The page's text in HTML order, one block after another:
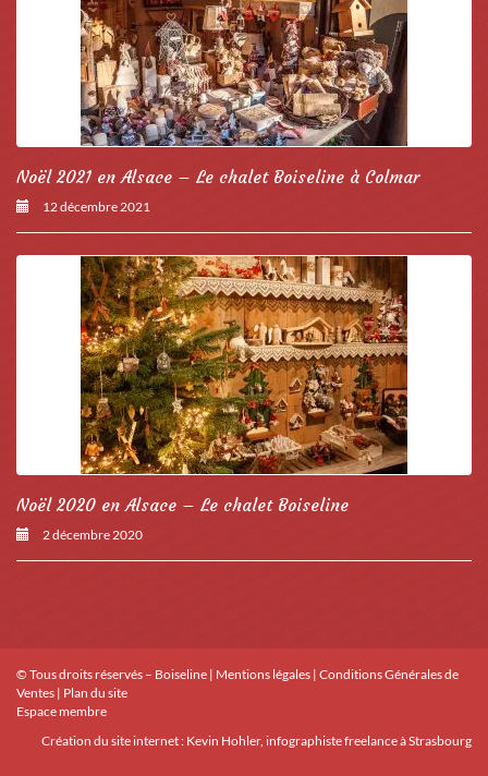
Noël 2021 en Alsace – Le chalet Boiseline à Colmar
12 décembre 2021
Noël 2020 en Alsace – Le chalet Boiseline
2 décembre 2020
© Tous droits réservés – Boiseline | Mentions légales | Conditions Générales de
Ventes | Plan du site
Espace membre
Création du site internet : Kevin Hohler, infographiste freelance à Strasbourg